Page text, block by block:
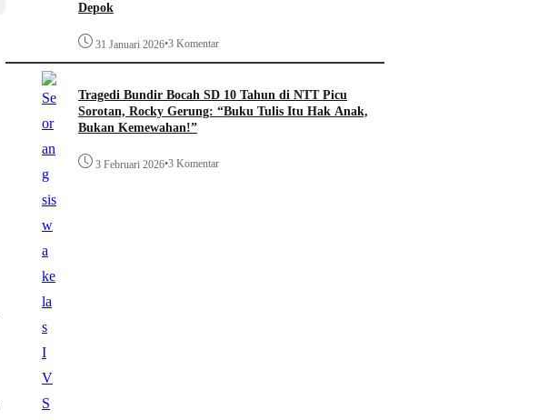
Depok
31 Januari 2026•3 Komentar
Tragedi Bundir Bocah SD 10 Tahun di NTT Picu
Sorotan, Rocky Gerung: “Buku Tulis Itu Hak Anak,
Bukan Kemewahan!”
3 Februari 2026•3 Komentar